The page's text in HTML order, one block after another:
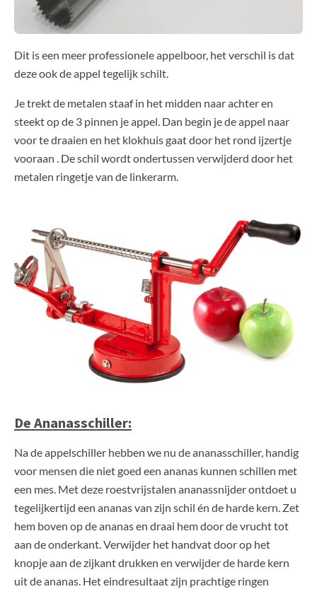
Dit is een meer professionele appelboor, het verschil is dat
deze ook de appel tegelijk schilt.
Je trekt de metalen staaf in het midden naar achter en
steekt op de 3 pinnen je appel. Dan begin je de appel naar
voor te draaien en het klokhuis gaat door het rond ijzertje
vooraan . De schil wordt ondertussen verwijderd door het
metalen ringetje van de linkerarm.
De Ananasschiller:
Na de appelschiller hebben we nu de ananasschiller, handig
voor mensen die niet goed een ananas kunnen schillen met
een mes. Met deze roestvrijstalen ananassnijder ontdoet u
tegelijkertijd een ananas van zijn schil én de harde kern. Zet
hem boven op de ananas en draai hem door de vrucht tot
aan de onderkant. Verwijder het handvat door op het
knopje aan de zijkant drukken en verwijder de harde kern
uit de ananas. Het eindresultaat zijn prachtige ringen